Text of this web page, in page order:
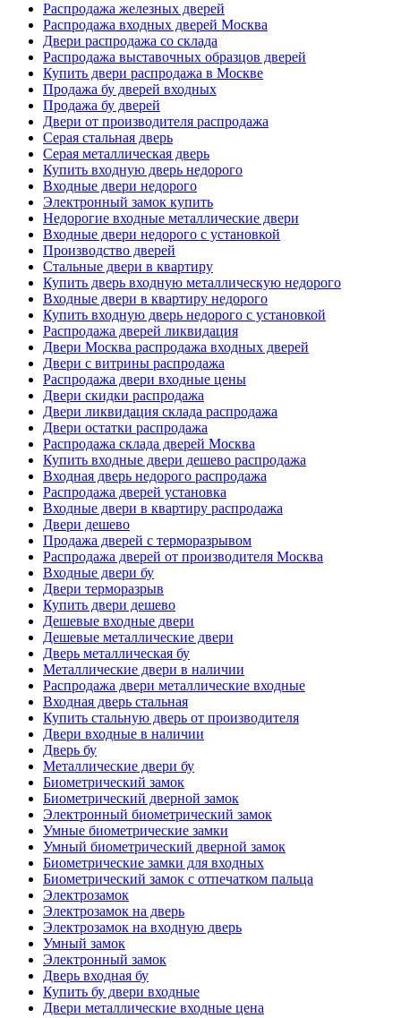
Распродажа железных дверей
Распродажа входных дверей Москва
Двери распродажа со склада
Распродажа выставочных образцов дверей
Купить двери распродажа в Москве
Продажа бу дверей входных
Продажа бу дверей
Двери от производителя распродажа
Серая стальная дверь
Серая металлическая дверь
Купить входную дверь недорого
Входные двери недорого
Электронный замок купить
Недорогие входные металлические двери
Входные двери недорого с установкой
Производство дверей
Стальные двери в квартиру
Купить дверь входную металлическую недорого
Входные двери в квартиру недорого
Купить входную дверь недорого с установкой
Распродажа дверей ликвидация
Двери Москва распродажа входных дверей
Двери с витрины распродажа
Распродажа двери входные цены
Двери скидки распродажа
Двери ликвидация склада распродажа
Двери остатки распродажа
Распродажа склада дверей Москва
Купить входные двери дешево распродажа
Входная дверь недорого распродажа
Распродажа дверей установка
Входные двери в квартиру распродажа
Двери дешево
Продажа дверей с терморазрывом
Распродажа дверей от производителя Москва
Входные двери бу
Двери терморазрыв
Купить двери дешево
Дешевые входные двери
Дешевые металлические двери
Дверь металлическая бу
Металлические двери в наличии
Распродажа двери металлические входные
Входная дверь стальная
Купить стальную дверь от производителя
Двери входные в наличии
Дверь бу
Металлические двери бу
Биометрический замок
Биометрический дверной замок
Электронный биометрический замок
Умные биометрические замки
Умный биометрический дверной замок
Биометрические замки для входных
Биометрический замок с отпечатком пальца
Электрозамок
Электрозамок на дверь
Электрозамок на входную дверь
Умный замок
Электронный замок
Дверь входная бу
Купить бу двери входные
Двери металлические входные цена